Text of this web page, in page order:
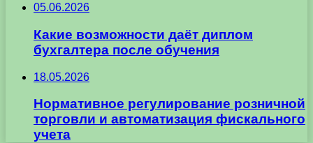
05.06.2026
Какие возможности даёт диплом
бухгалтера после обучения
18.05.2026
Нормативное регулирование розничной
торговли и автоматизация фискального
учета